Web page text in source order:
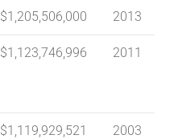
$1,205,506,000 2013
$1,123,746,996 2011
$1,119,929,521 2003